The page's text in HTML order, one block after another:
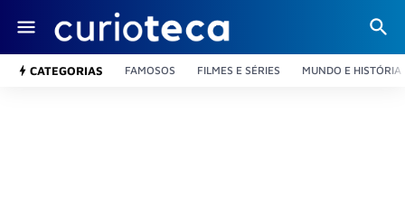
CATEGORIAS FAMOSOS FILMES E SÉRIES MUNDO E HISTÓRIA